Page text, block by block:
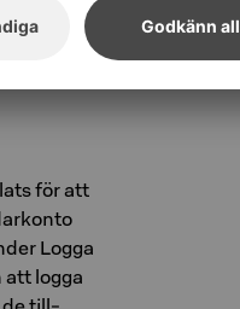
för att
Logga
att logga